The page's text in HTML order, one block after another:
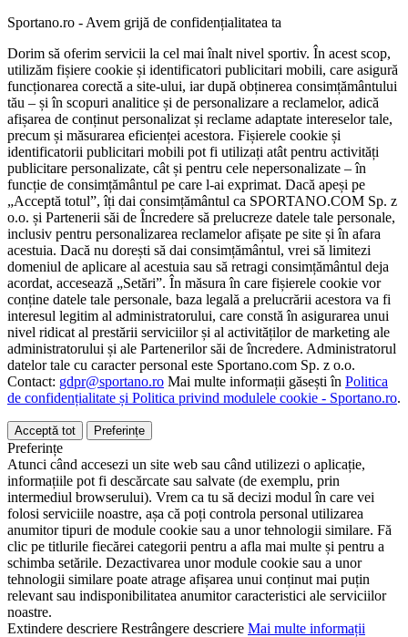
Sportano.ro - Avem grijă de confidențialitatea ta
Dorim să oferim servicii la cel mai înalt nivel sportiv. În acest scop,
utilizăm fișiere cookie și identificatori publicitari mobili, care asigură
funcționarea corectă a site-ului, iar după obținerea consimțământului
tău – și în scopuri analitice și de personalizare a reclamelor, adică
afișarea de conținut personalizat și reclame adaptate intereselor tale,
precum și măsurarea eficienței acestora. Fișierele cookie și
identificatorii publicitari mobili pot fi utilizați atât pentru activități
publicitare personalizate, cât și pentru cele nepersonalizate – în
funcție de consimțământul pe care l-ai exprimat. Dacă apeși pe
„Acceptă totul”, îți dai consimțământul ca SPORTANO.COM Sp. z
o.o. și Partenerii săi de Încredere să prelucreze datele tale personale,
inclusiv pentru personalizarea reclamelor afișate pe site și în afara
acestuia. Dacă nu dorești să dai consimțământul, vrei să limitezi
domeniul de aplicare al acestuia sau să retragi consimțământul deja
acordat, accesează „Setări”. În măsura în care fișierele cookie vor
conține datele tale personale, baza legală a prelucrării acestora va fi
interesul legitim al administratorului, care constă în asigurarea unui
nivel ridicat al prestării serviciilor și al activităților de marketing ale
administratorului și ale Partenerilor săi de încredere. Administratorul
datelor tale cu caracter personal este Sportano.com Sp. z o.o.
Contact: gdpr@sportano.ro Mai multe informații găsești în Politica
de confidențialitate și Politica privind modulele cookie - Sportano.ro.
Acceptă tot Preferințe
Preferințe
Atunci când accesezi un site web sau când utilizezi o aplicație,
informațiile pot fi descărcate sau salvate (de exemplu, prin
intermediul browserului). Vrem ca tu să decizi modul în care vei
folosi serviciile noastre, așa că poți controla personal utilizarea
anumitor tipuri de module cookie sau a unor tehnologii similare. Fă
clic pe titlurile fiecărei categorii pentru a afla mai multe și pentru a
schimba setările. Dezactivarea unor module cookie sau a unor
tehnologii similare poate atrage afișarea unui conținut mai puțin
relevant sau indisponibilitatea anumitor caracteristici ale serviciilor
noastre.
Extindere descriere Restrângere descriere Mai multe informații